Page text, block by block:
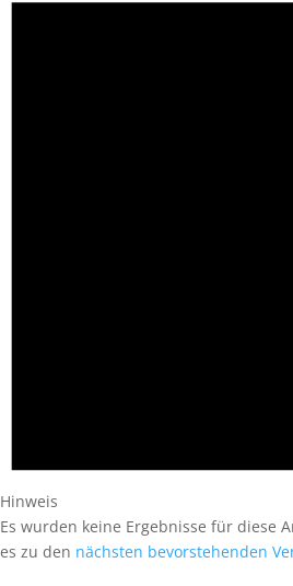
Hinweis
Es wurden keine Ergebnisse für diese
es zu den nächsten bevorstehenden